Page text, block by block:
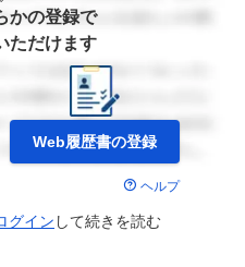
かの登録で
ただけます
Web履歴書の登録
ヘルプ
グイン して続きを読む